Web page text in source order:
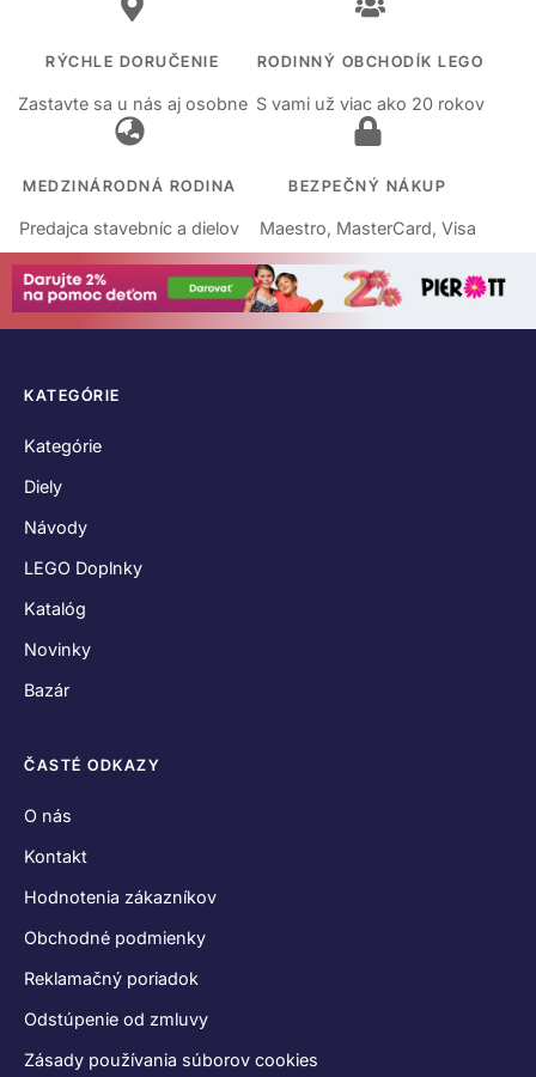
RÝCHLE DORUČENIE
Zastavte sa u nás aj osobne
RODINNÝ OBCHODÍK LEGO
S vami už viac ako 20 rokov
MEDZINÁRODNÁ RODINA
Predajca stavebníc a dielov
BEZPEČNÝ NÁKUP
Maestro, MasterCard, Visa
KATEGÓRIE
Kategórie
Diely
Návody
LEGO Doplnky
Katalóg
Novinky
Bazár
ČASTÉ ODKAZY
O nás
Kontakt
Hodnotenia zákazníkov
Obchodné podmienky
Reklamačný poriadok
Odstúpenie od zmluvy
Zásady používania súborov cookies